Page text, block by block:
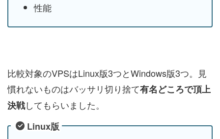
性能
比較対象のVPSはLinux版3つとWindows版3つ。見
慣れないものはバッサリ切り捨て有名どころで頂上
決戦してもらいました。
Linux版